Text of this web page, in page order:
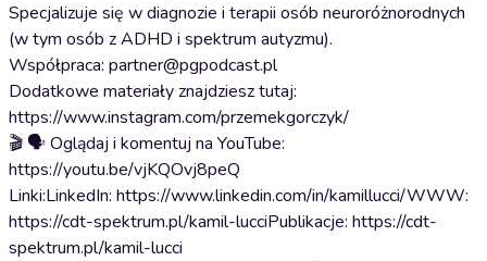
Specjalizuje się w diagnozie i terapii osób neuroróżnorodnych
(w tym osób z ADHD i spektrum autyzmu).
Współpraca: partner@pgpodcast.pl
Dodatkowe materiały znajdziesz tutaj:
https://www.instagram.com/przemekgorczyk/
🎬 🗣️ Oglądaj i komentuj na YouTube:
https://youtu.be/vjKQOvj8peQ
Linki:LinkedIn: https://www.linkedin.com/in/kamillucci/WWW:
https://cdt-spektrum.pl/kamil-lucciPublikacje: https://cdt-
spektrum.pl/kamil-lucci